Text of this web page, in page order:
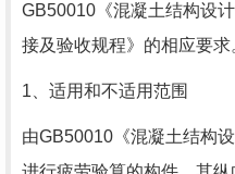
GB50010《混凝土结构设
接及验收规程》的相应要求
1、适用和不适用范围
由GB50010《混凝土结构